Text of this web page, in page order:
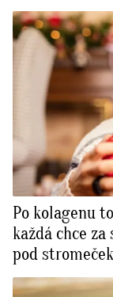
Po kolagenu
každá chce
pod stromeček